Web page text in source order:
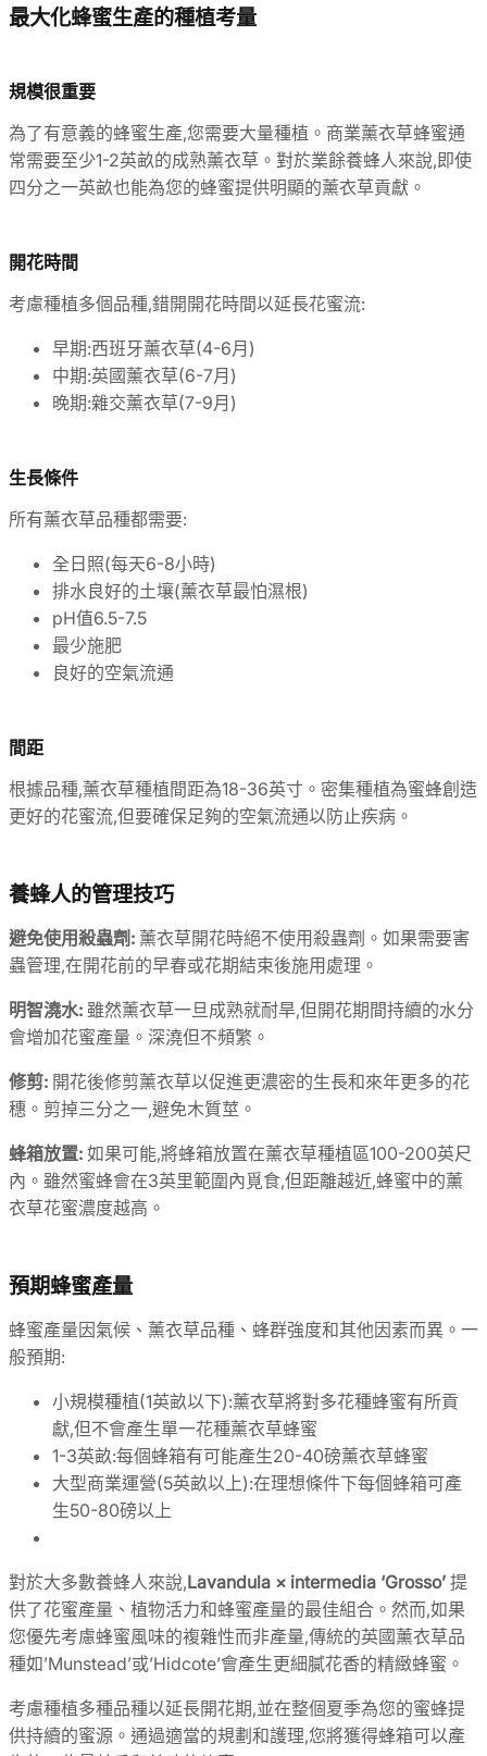
最大化蜂蜜生產的種植考量
規模很重要
為了有意義的蜂蜜生產,您需要大量種植。商業薰衣草蜂蜜通
常需要至少1-2英畝的成熟薰衣草。對於業餘養蜂人來說,即使
四分之一英畝也能為您的蜂蜜提供明顯的薰衣草貢獻。
開花時間
考慮種植多個品種,錯開開花時間以延長花蜜流:
早期:西班牙薰衣草(4-6月)
中期:英國薰衣草(6-7月)
晚期:雜交薰衣草(7-9月)
生長條件
所有薰衣草品種都需要:
全日照(每天6-8小時)
排水良好的土壤(薰衣草最怕濕根)
pH值6.5-7.5
最少施肥
良好的空氣流通
間距
根據品種,薰衣草種植間距為18-36英寸。密集種植為蜜蜂創造
更好的花蜜流,但要確保足夠的空氣流通以防止疾病。
養蜂人的管理技巧
避免使用殺蟲劑: 薰衣草開花時絕不使用殺蟲劑。如果需要害
蟲管理,在開花前的早春或花期結束後施用處理。
明智澆水: 雖然薰衣草一旦成熟就耐旱,但開花期間持續的水分
會增加花蜜產量。深澆但不頻繁。
修剪: 開花後修剪薰衣草以促進更濃密的生長和來年更多的花
穗。剪掉三分之一,避免木質莖。
蜂箱放置: 如果可能,將蜂箱放置在薰衣草種植區100-200英尺
內。雖然蜜蜂會在3英里範圍內覓食,但距離越近,蜂蜜中的薰
衣草花蜜濃度越高。
預期蜂蜜產量
蜂蜜產量因氣候、薰衣草品種、蜂群強度和其他因素而異。一
般預期:
小規模種植(1英畝以下):薰衣草將對多花種蜂蜜有所貢
獻,但不會產生單一花種薰衣草蜂蜜
1-3英畝:每個蜂箱有可能產生20-40磅薰衣草蜂蜜
大型商業運營(5英畝以上):在理想條件下每個蜂箱可產
生50-80磅以上
對於大多數養蜂人來說,Lavandula × intermedia ‘Grosso’ 提
供了花蜜產量、植物活力和蜂蜜產量的最佳組合。然而,如果
您優先考慮蜂蜜風味的複雜性而非產量,傳統的英國薰衣草品
種如’Munstead’或’Hidcote’會產生更細膩花香的精緻蜂蜜。
考慮種植多種品種以延長開花期,並在整個夏季為您的蜜蜂提
供持續的蜜源。通過適當的規劃和護理,您將獲得蜂箱可以產